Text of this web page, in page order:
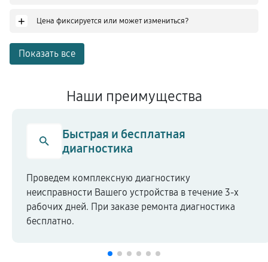
+ Цена фиксируется или может измениться?
Показать все
Наши преимущества
Быстрая и бесплатная
диагностика
Проведем комплексную диагностику
неисправности Вашего устройства в течение 3-х
рабочих дней. При заказе ремонта диагностика
бесплатно.